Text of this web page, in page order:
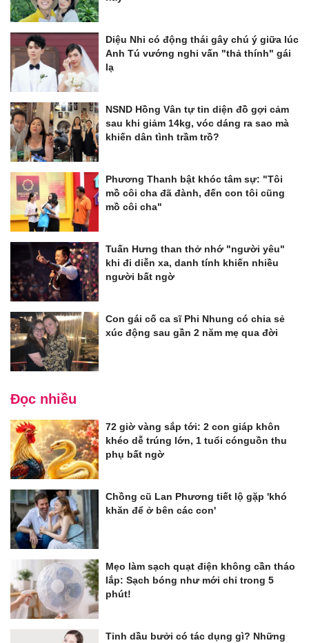
Diệu Nhi có động thái gây chú ý giữa lúc
Anh Tú vướng nghi vấn "thả thính" gái
lạ
NSND Hồng Vân tự tin diện đồ gợi cảm
sau khi giảm 14kg, vóc dáng ra sao mà
khiến dân tình trầm trồ?
Phương Thanh bật khóc tâm sự: "Tôi
mồ côi cha đã đành, đến con tôi cũng
mồ côi cha"
Tuấn Hưng than thở nhớ "người yêu"
khi đi diễn xa, danh tính khiến nhiều
người bất ngờ
Con gái cố ca sĩ Phi Nhung có chia sẻ
xúc động sau gần 2 năm mẹ qua đời
Đọc nhiều
72 giờ vàng sắp tới: 2 con giáp khôn
khéo dễ trúng lớn, 1 tuổi cónguồn thu
phụ bất ngờ
Chồng cũ Lan Phương tiết lộ gặp 'khó
khăn để ở bên các con'
Mẹo làm sạch quạt điện không cần tháo
lắp: Sạch bóng như mới chỉ trong 5
phút!
Tinh dầu bưởi có tác dụng gì? Những